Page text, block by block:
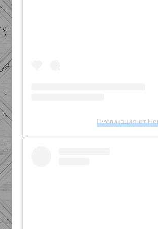
Публикация от